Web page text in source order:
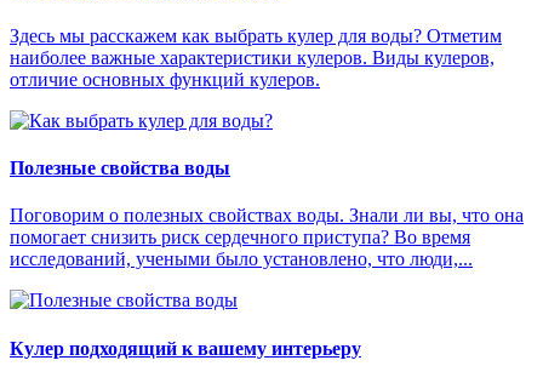
Здесь мы расскажем как выбрать кулер для воды? Отметим
наиболее важные характеристики кулеров. Виды кулеров,
отличие основных функций кулеров.
Полезные свойства воды
Поговорим о полезных свойствах воды. Знали ли вы, что она
помогает снизить риск сердечного приступа? Во время
исследований, учеными было установлено, что люди,...
Кулер подходящий к вашему интерьеру